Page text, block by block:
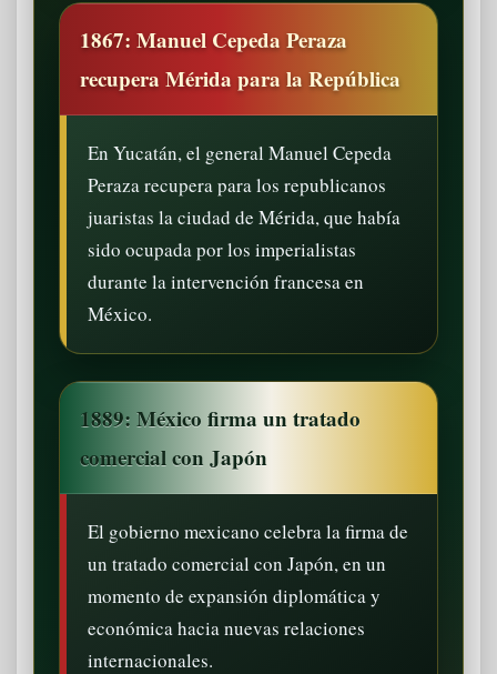
1867: Manuel Cepeda Peraza
recupera Mérida para la República
En Yucatán, el general Manuel Cepeda
Peraza recupera para los republicanos
juaristas la ciudad de Mérida, que había
sido ocupada por los imperialistas
durante la intervención francesa en
México.
1889: México firma un tratado
comercial con Japón
El gobierno mexicano celebra la firma de
un tratado comercial con Japón, en un
momento de expansión diplomática y
económica hacia nuevas relaciones
internacionales.